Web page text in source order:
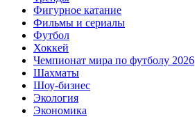
Фигурное катание
Фильмы и сериалы
Футбол
Хоккей
Чемпионат мира по футболу 2026
Шахматы
Шоу-бизнес
Экология
Экономика